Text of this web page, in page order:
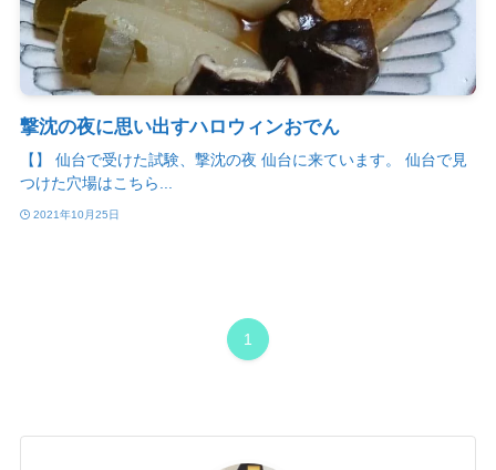
撃沈の夜に思い出すハロウィンおでん
【】 仙台で受けた試験、撃沈の夜 仙台に来ています。 仙台で見
つけた穴場はこちら...
2021年10月25日
1